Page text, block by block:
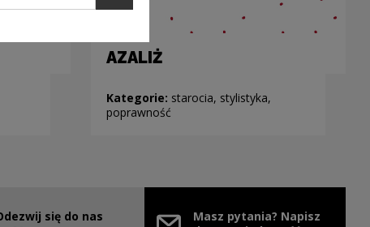
AZALIŻ
Kategorie: starocia, stylistyka,
poprawność
się do nas
Masz pytania? Napisz